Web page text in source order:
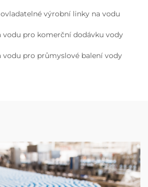
výrobní linky na vodu
vodu pro komerční dodávku vody
vodu pro průmyslové balení vody